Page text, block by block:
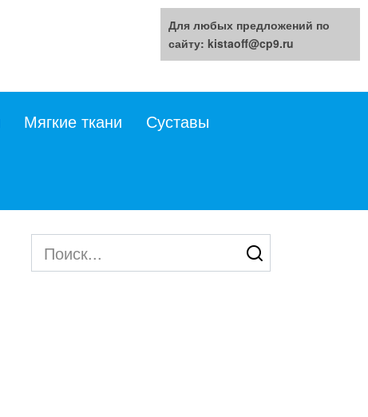
Мягкие ткани Суставы
Search
for:
Для любых предложений по
сайту: kistaoff@cp9.ru